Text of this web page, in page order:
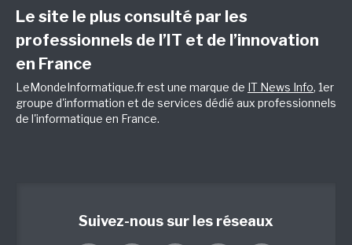
Le site le plus consulté par les
professionnels de l’IT et de l’innovation
en France
LeMondeInformatique.fr est une marque de IT News Info, 1er
groupe d'information et de services dédié aux professionnels
de l'informatique en France.
Suivez-nous sur les réseaux